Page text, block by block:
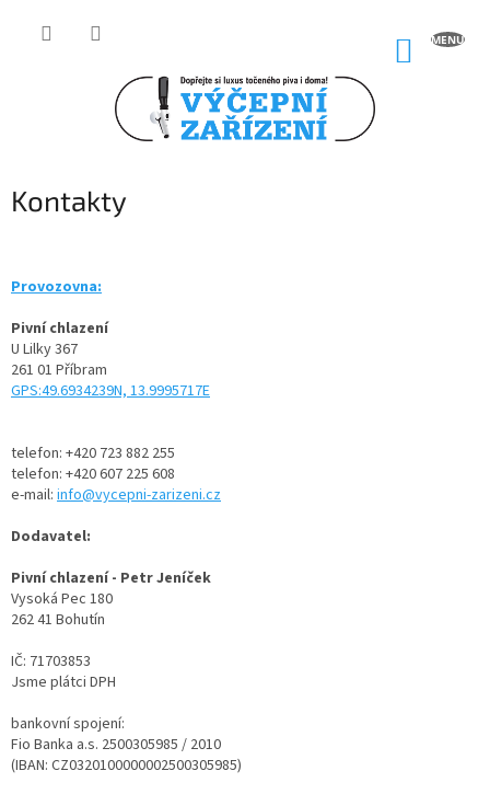
Kontakty
Provozovna:
Pivní chlazení
U Lilky 367
261 01 Příbram
GPS:49.6934239N, 13.9995717E
telefon: +420 723 882 255
telefon: +420 607 225 608
e-mail: info@vycepni-zarizeni.cz
Dodavatel:
Pivní chlazení - Petr Jeníček
Vysoká Pec 180
262 41 Bohutín
IČ: 71703853
Jsme plátci DPH
bankovní spojení:
Fio Banka a.s. 2500305985 / 2010
(IBAN: CZ0320100000002500305985)